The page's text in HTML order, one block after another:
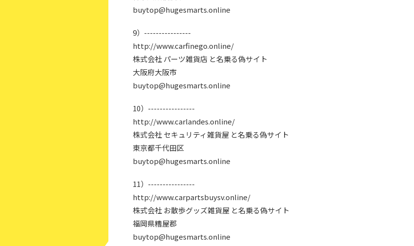
buytop@hugesmarts.online
9）----------------
http://www.carfinego.online/
株式会社 パーツ雑貨店 と名乗る偽サイト
大阪府大阪市
buytop@hugesmarts.online
10）----------------
http://www.carlandes.online/
株式会社 セキュリティ雑貨屋 と名乗る偽サイト
東京都千代田区
buytop@hugesmarts.online
11）----------------
http://www.carpartsbuysv.online/
株式会社 お散歩グッズ雑貨屋 と名乗る偽サイト
福岡県糟屋郡
buytop@hugesmarts.online